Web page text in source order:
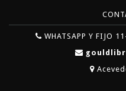
WHATSAPP Y FIJO